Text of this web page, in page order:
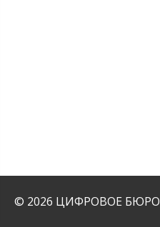
© 2026 ЦИФРОВОЕ БЮРО